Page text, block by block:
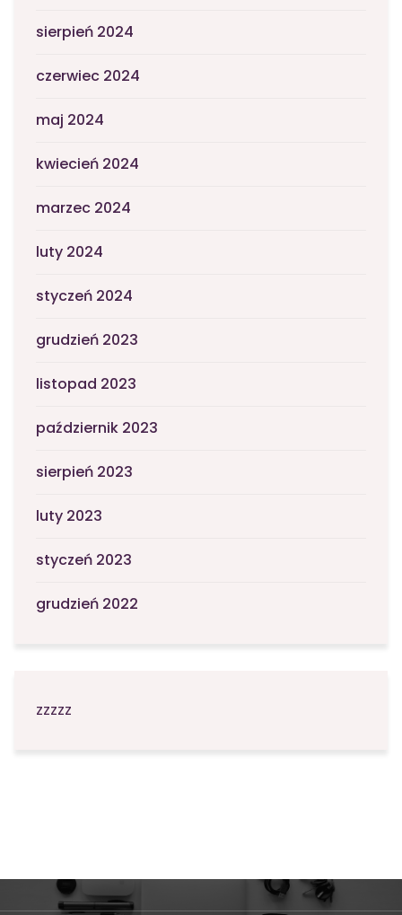
sierpień 2024
czerwiec 2024
maj 2024
kwiecień 2024
marzec 2024
luty 2024
styczeń 2024
grudzień 2023
listopad 2023
październik 2023
sierpień 2023
luty 2023
styczeń 2023
grudzień 2022
zzzzz